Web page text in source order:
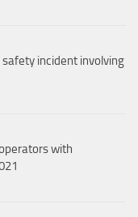
incident involving
with